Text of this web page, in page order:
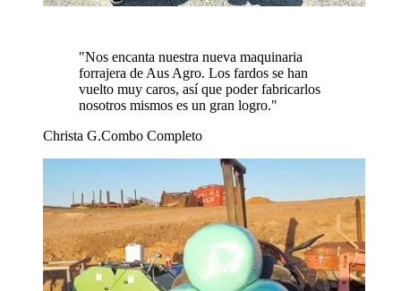
"Nos encanta nuestra nueva maquinaria
forrajera de Aus Agro. Los fardos se han
vuelto muy caros, así que poder fabricarlos
nosotros mismos es un gran logro."
Christa G.Combo Completo